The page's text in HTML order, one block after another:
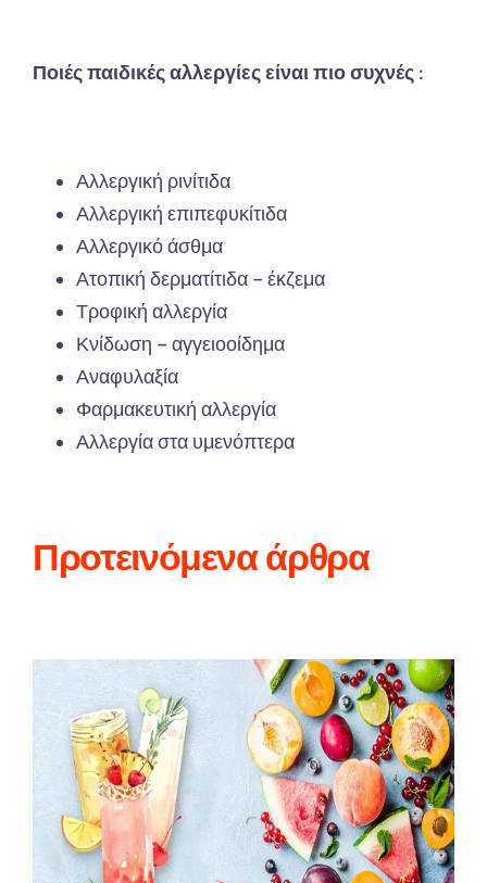
Ποιές παιδικές αλλεργίες είναι πιο συχνές :
Αλλεργική ρινίτιδα
Αλλεργική επιπεφυκίτιδα
Αλλεργικόάσθμα
Ατοπική δερματίτιδα – έκζεμα
Τροφική αλλεργία
Κνίδωση – αγγειοοίδημα
Αναφυλαξία
Φαρμακευτική αλλεργία
Αλλεργίαστα υμενόπτερα
Προτεινόμενα άρθρα